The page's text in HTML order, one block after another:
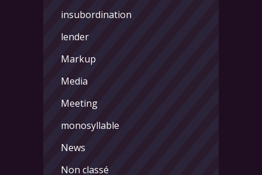
insubordination
lender
Markup
Media
Meeting
monosyllable
News
Non classé